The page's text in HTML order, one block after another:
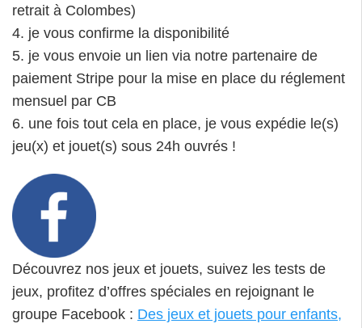
retrait à Colombes)
4. je vous confirme la disponibilité
5. je vous envoie un lien via notre partenaire de
paiement Stripe pour la mise en place du réglement
mensuel par CB
6. une fois tout cela en place, je vous expédie le(s)
jeu(x) et jouet(s) sous 24h ouvrés !
Découvrez nos jeux et jouets, suivez les tests de
jeux, profitez d’offres spéciales en rejoignant le
groupe Facebook : Des jeux et jouets pour enfants,